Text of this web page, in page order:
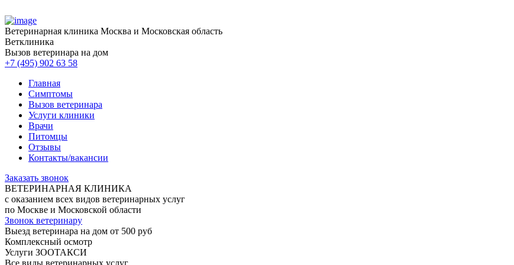
Ветеринарная клиника Москва и Московская область
Ветклиника
Вызов ветеринара на дом
+7 (495) 902 63 58
Главная
Симптомы
Вызов ветеринара
Услуги клиники
Врачи
Питомцы
Отзывы
Контакты/вакансии
Заказать звонок
ВЕТЕРИНАРНАЯ КЛИНИКА
с оказанием всех видов ветеринарных услуг
по Москве и Московской области
Звонок ветеринару
Выезд ветеринара на дом от 500 руб
Комплексный осмотр
Услуги ЗООТАКСИ
Все виды ветеринарных услуг